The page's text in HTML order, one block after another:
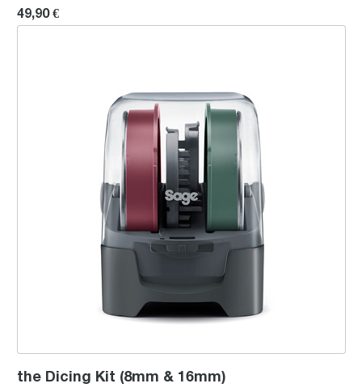
49,90 €
the Dicing Kit (8mm & 16mm)
the Dicing Kit (8mm & 16mm)